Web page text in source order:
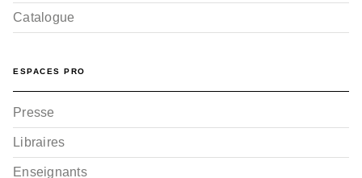
Catalogue
ESPACES PRO
Presse
Libraires
Enseignants